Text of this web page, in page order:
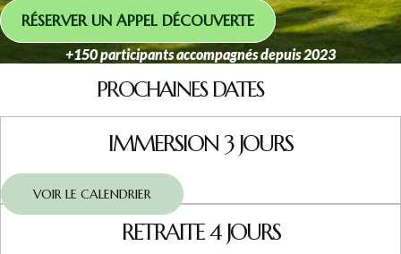
RÉSERVER UN APPEL DÉCOUVERTE
+150 participants accompagnés depuis 2023
PROCHAINES DATES
IMMERSION 3 JOURS
VOIR LE CALENDRIER
RETRAITE 4 JOURS